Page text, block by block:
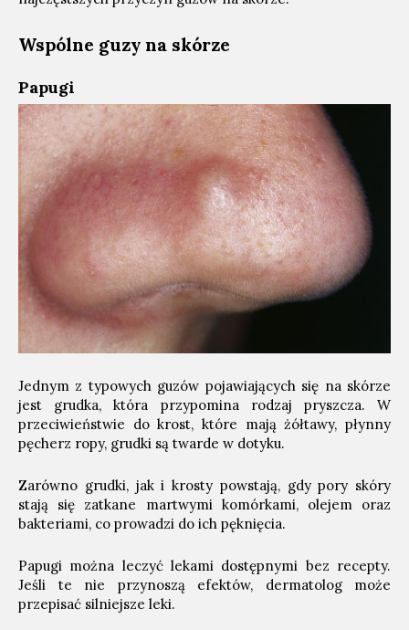
Wspólne guzy na skórze
Papugi
Jednym z typowych guzów pojawiających się na skórze
jest grudka, która przypomina rodzaj pryszcza. W
przeciwieństwie do krost, które mają żółtawy, płynny
pęcherz ropy, grudki są twarde w dotyku.
Zarówno grudki, jak i krosty powstają, gdy pory skóry
stają się zatkane martwymi komórkami, olejem oraz
bakteriami, co prowadzi do ich pęknięcia.
Papugi można leczyć lekami dostępnymi bez recepty.
Jeśli te nie przynoszą efektów, dermatolog może
przepisać silniejsze leki.